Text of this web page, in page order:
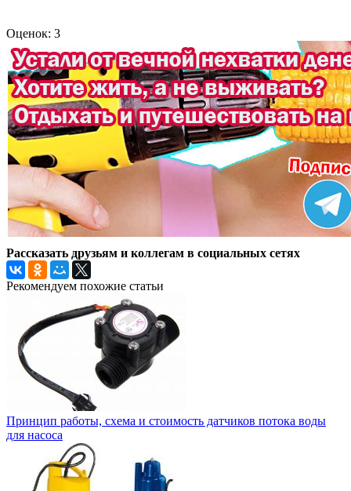
Оценок: 3
Рассказать друзьям и коллегам в социальных сетях
Рекомендуем похожие статьи
Принцип работы, схема и стоимость датчиков потока воды
для насоса